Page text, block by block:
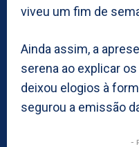
viveu um fim de
Ainda assim, a
serena ao explicar
deixou elogios à
segurou a emissão
-